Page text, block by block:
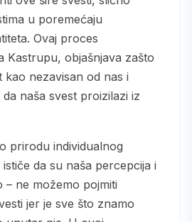
u poremećaju
Ovaj proces
Kastrupu, objašnjava zašto
kao nezavisan od nas i
naša svest proizilazi iz
da su naša percepcija i
– ne možemo pojmiti
jer je sve što znamo